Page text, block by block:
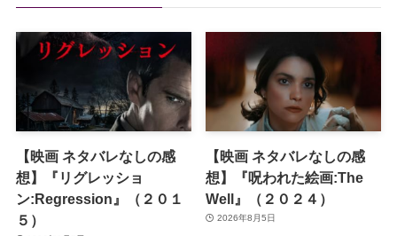
【映画 ネタバレなしの感
想】『リグレッショ
ン:Regression』（２０１
５）
【映画 ネタバレなしの感
想】『呪われた絵画:The
Well』（２０２４）
2026年8月5日